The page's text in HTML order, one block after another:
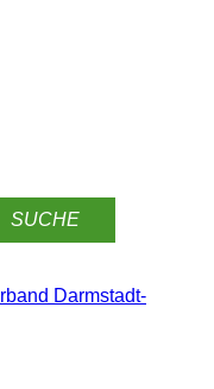
Darmstadt-